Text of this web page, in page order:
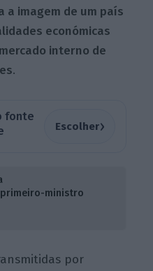
a imagem de um país
económicas
interno de
.
fonte
Escolher›
ministro
por